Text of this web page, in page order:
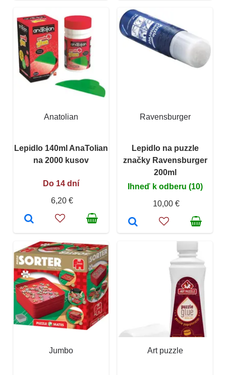
Anatolian
Lepidlo 140ml AnaTolian
na 2000 kusov
Do 14 dní
6,20 €
Ravensburger
Lepidlo na puzzle
značky Ravensburger
200ml
Ihneď k odberu (10)
10,00 €
Jumbo Art puzzle